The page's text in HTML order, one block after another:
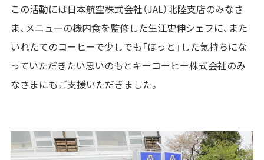
この活動には日本航空株式会社（JAL）北陸支店のみなさ
ま、メニューの機内食を監修した生江史伸シェフに、また
いれたてのコーヒーで少しでも「ほっと」した気持ちにな
っていただきたい思いのもとキーコーヒー株式会社のみ
なさまにもご支援いただきました。